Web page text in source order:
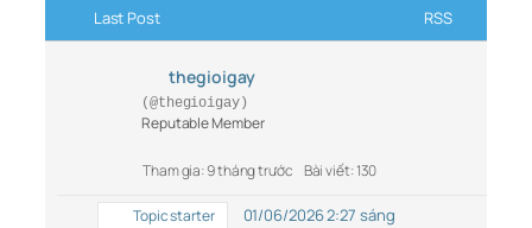
Last Post RSS
thegioigay
(@thegioigay)
Reputable Member
Tham gia: 9 tháng trước Bài viết: 130
Topic starter 01/06/2026 2:27 sáng